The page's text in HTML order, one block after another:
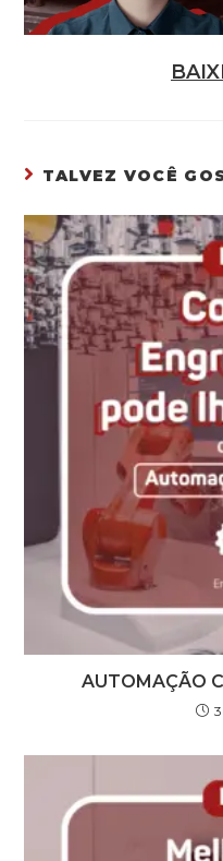
TALVEZ VOCÊ
AUTOMAÇÃO